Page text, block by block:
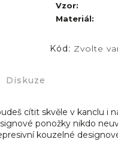
Vzor:
Materiál:
Kód: Zvolte
Diskuze
cítit skvěle v kanclu i
ponožky nikdo
kouzelné